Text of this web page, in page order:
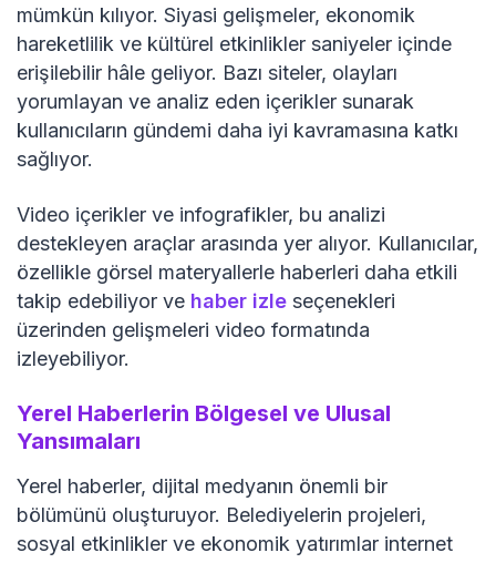
mümkün kılıyor. Siyasi gelişmeler, ekonomik
hareketlilik ve kültürel etkinlikler saniyeler içinde
erişilebilir hâle geliyor. Bazı siteler, olayları
yorumlayan ve analiz eden içerikler sunarak
kullanıcıların gündemi daha iyi kavramasına katkı
sağlıyor.
Video içerikler ve infografikler, bu analizi
destekleyen araçlar arasında yer alıyor. Kullanıcılar,
özellikle görsel materyallerle haberleri daha etkili
takip edebiliyor ve haber izle seçenekleri
üzerinden gelişmeleri video formatında
izleyebiliyor.
Yerel Haberlerin Bölgesel ve Ulusal
Yansımaları
Yerel haberler, dijital medyanın önemli bir
bölümünü oluşturuyor. Belediyelerin projeleri,
sosyal etkinlikler ve ekonomik yatırımlar internet